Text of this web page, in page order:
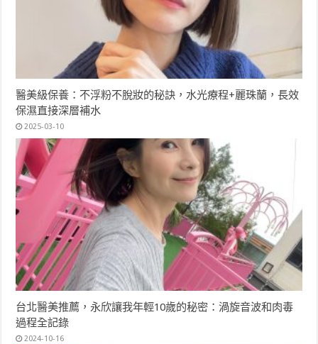
醫美級保養：不浮粉不脫妝的秘訣，水光療程+麗珠蘭，長效
保濕直接深層補水
2025-03-10
台北醫美推薦，永欣讓我年輕10歲的秘密：渦旋音波和肉毒
過程全記錄
2024-10-16